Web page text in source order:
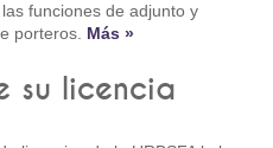
funciones de adjunto y
porteros. Más »
su licencia